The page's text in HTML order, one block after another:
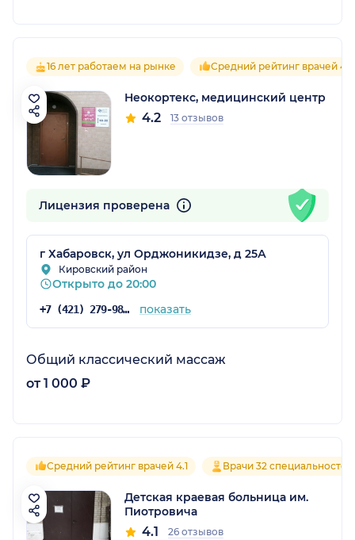
16 лет работаем на рынке Средний рейтинг врачей 4.2
Неокортекс, медицинский центр
4.2 13 отзывов
Лицензия проверена
г Хабаровск, ул Орджоникидзе, д 25А
Кировский район
Открыто до 20:00
+7 (421) 279-98-88 показать
Общий классический массаж
от 1 000 ₽
Средний рейтинг врачей 4.1 Врачи 32 специальностей
Детская краевая больница им.
Пиотровича
4.1 26 отзывов